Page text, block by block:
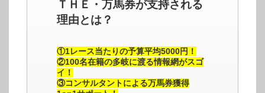
ＴＨＥ・万馬券が支持される
理由とは？
①1レース当たりの予算平均5000円！
②100名在籍の多岐に渡る情報網がスゴ
イ！
③コンサルタントによる万馬券獲得